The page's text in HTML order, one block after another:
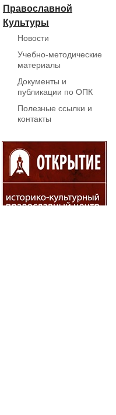
Православной
Культуры
Новости
Учебно-методические
материалы
Документы и
публикации по ОПК
Полезные ссылки и
контакты